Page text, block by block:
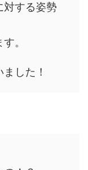
対する姿勢
。
した！